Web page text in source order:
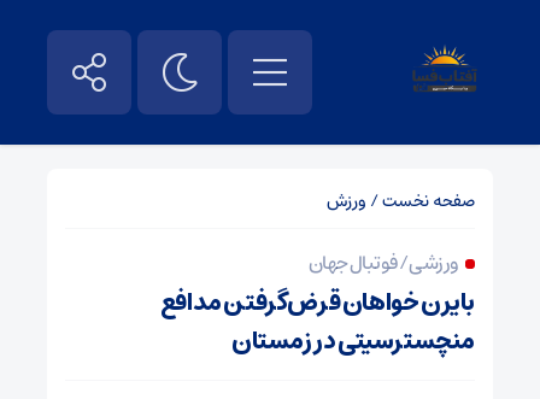
صفحه نخست/ ورزش
ورزشی / فوتبال جهان
بایرن خواهان قرض‌گرفتن مدافع
منچسترسیتی در زمستان